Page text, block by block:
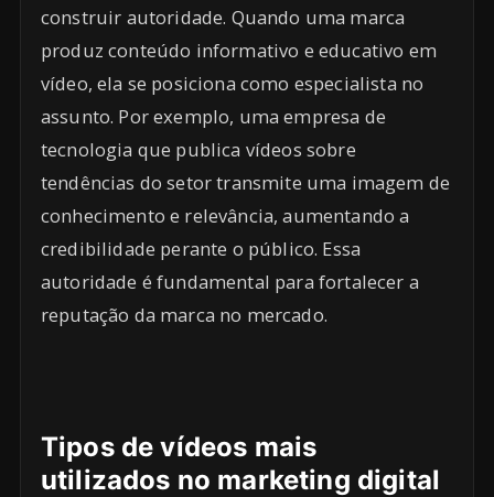
construir autoridade. Quando uma marca
produz conteúdo informativo e educativo em
vídeo, ela se posiciona como especialista no
assunto. Por exemplo, uma empresa de
tecnologia que publica vídeos sobre
tendências do setor transmite uma imagem de
conhecimento e relevância, aumentando a
credibilidade perante o público. Essa
autoridade é fundamental para fortalecer a
reputação da marca no mercado.
Tipos de vídeos mais
utilizados no marketing digital